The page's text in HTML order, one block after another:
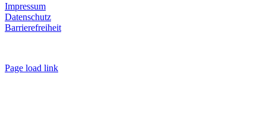
Impressum
Datenschutz
Barrierefreiheit
Page load link